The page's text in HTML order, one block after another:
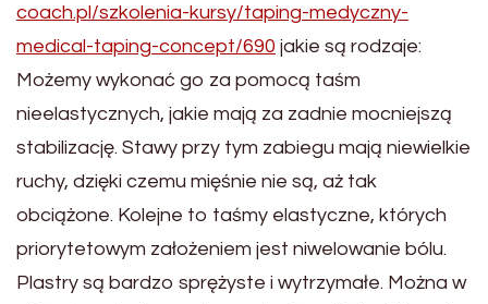
coach.pl/szkolenia-kursy/taping-medyczny-
medical-taping-concept/690 jakie są rodzaje:
Możemy wykonać go za pomocą taśm
nieelastycznych, jakie mają za zadnie mocniejszą
stabilizację. Stawy przy tym zabiegu mają niewielkie
ruchy, dzięki czemu mięśnie nie są, aż tak
obciążone. Kolejne to taśmy elastyczne, których
priorytetowym założeniem jest niwelowanie bólu.
Plastry są bardzo sprężyste i wytrzymałe. Można w